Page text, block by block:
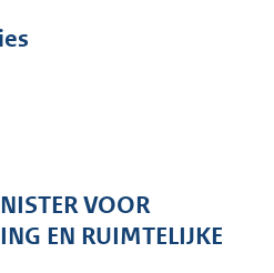
e VOOR
EN RUIMTELIJKE